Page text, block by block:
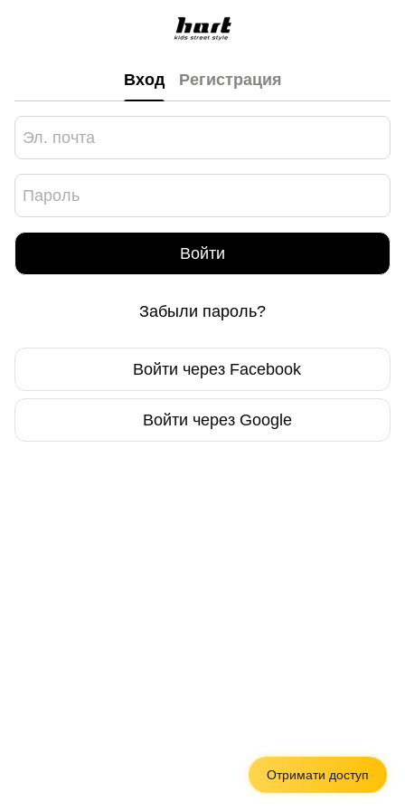
Вход Регистрация
Войти
Забыли пароль?
Войти через Facebook
Войти через Google
Отримати доступ